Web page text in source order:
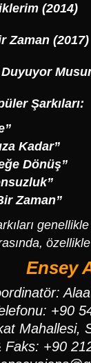
(2014)
Zaman (2017)
Şarkıları:
Kadar”
Dönüş”
Zaman”
genellikle
özellikle
Ensey
+90
Mahallesi,
Faks: +90